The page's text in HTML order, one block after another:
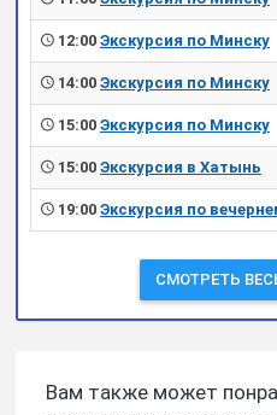
12:00 Экскурсия по Минску
14:00 Экскурсия по Минску
15:00 Экскурсия по Минску
15:00 Экскурсия в Хатынь
19:00 Экскурсия по
СМОТРЕТЬ
Вам также может